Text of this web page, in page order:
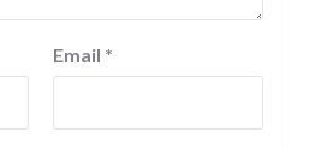
Email *